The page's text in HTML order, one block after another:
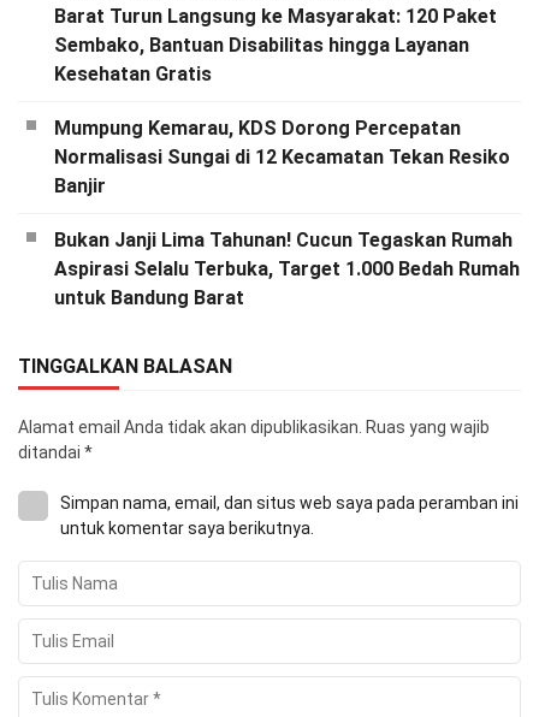
Barat Turun Langsung ke Masyarakat: 120 Paket
Sembako, Bantuan Disabilitas hingga Layanan
Kesehatan Gratis
Mumpung Kemarau, KDS Dorong Percepatan
Normalisasi Sungai di 12 Kecamatan Tekan Resiko
Banjir
Bukan Janji Lima Tahunan! Cucun Tegaskan Rumah
Aspirasi Selalu Terbuka, Target 1.000 Bedah Rumah
untuk Bandung Barat
TINGGALKAN BALASAN
Alamat email Anda tidak akan dipublikasikan. Ruas yang wajib
ditandai *
Simpan nama, email, dan situs web saya pada peramban ini
untuk komentar saya berikutnya.